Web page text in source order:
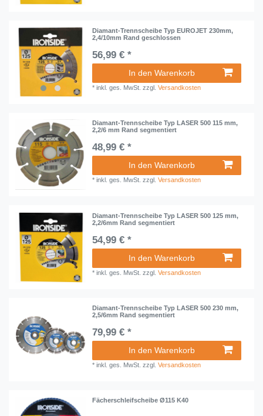
Diamant-Trennscheibe Typ EUROJET 230mm,
2,4/10mm Rand geschlossen
56,99 € *
In den Warenkorb
*inkl. ges. MwSt. zzgl.Versandkosten
Diamant-Trennscheibe Typ LASER 500 115 mm,
2,2/6 mm Rand segmentiert
48,99 € *
In den Warenkorb
*inkl. ges. MwSt. zzgl.Versandkosten
Diamant-Trennscheibe Typ LASER 500 125 mm,
2,2/6mm Rand segmentiert
54,99 € *
In den Warenkorb
*inkl. ges. MwSt. zzgl.Versandkosten
Diamant-Trennscheibe Typ LASER 500 230 mm,
2,5/6mm Rand segmentiert
79,99 € *
In den Warenkorb
*inkl. ges. MwSt. zzgl.Versandkosten
Fächerschleifscheibe Ø115 K40